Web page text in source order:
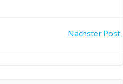
POSTNächster Post